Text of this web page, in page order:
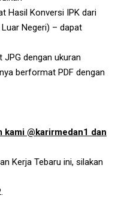
Hasil Konversi IPK dari
Negeri) – dapat
dengan ukuran
berformat PDF dengan
@karirmedan1 dan
Kerja Tebaru ini, silakan